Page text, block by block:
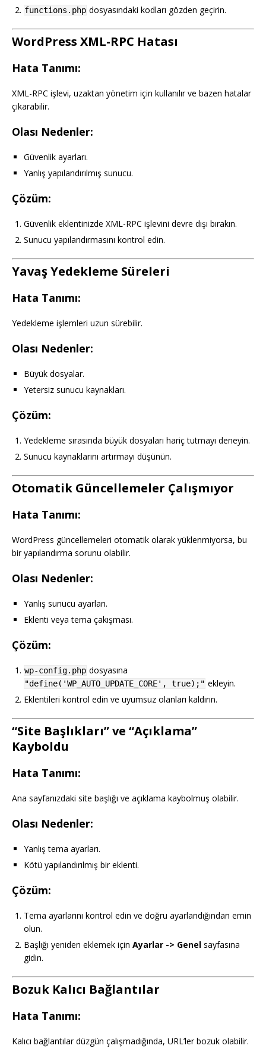
functions.php dosyasındaki kodları gözden geçirin.
WordPress XML-RPC Hatası
Hata Tanımı:
XML-RPC işlevi, uzaktan yönetim için kullanılır ve bazen hatalar
çıkarabilir.
Olası Nedenler:
Güvenlik ayarları.
Yanlış yapılandırılmış sunucu.
Çözüm:
Güvenlik eklentinizde XML-RPC işlevini devre dışı bırakın.
Sunucu yapılandırmasını kontrol edin.
Yavaş Yedekleme Süreleri
Hata Tanımı:
Yedekleme işlemleri uzun sürebilir.
Olası Nedenler:
Büyük dosyalar.
Yetersiz sunucu kaynakları.
Çözüm:
Yedekleme sırasında büyük dosyaları hariç tutmayı deneyin.
Sunucu kaynaklarını artırmayı düşünün.
Otomatik Güncellemeler Çalışmıyor
Hata Tanımı:
WordPress güncellemeleri otomatik olarak yüklenmiyorsa, bu
bir yapılandırma sorunu olabilir.
Olası Nedenler:
Yanlış sunucu ayarları.
Eklenti veya tema çakışması.
Çözüm:
wp-config.php dosyasına
"define('WP_AUTO_UPDATE_CORE', true);" ekleyin.
Eklentileri kontrol edin ve uyumsuz olanları kaldırın.
“Site Başlıkları” ve “Açıklama”
Kayboldu
Hata Tanımı:
Ana sayfanızdaki site başlığı ve açıklama kaybolmuş olabilir.
Olası Nedenler:
Yanlış tema ayarları.
Kötü yapılandırılmış bir eklenti.
Çözüm:
Tema ayarlarını kontrol edin ve doğru ayarlandığından emin
olun.
Başlığı yeniden eklemek için Ayarlar -> Genel sayfasına
gidin.
Bozuk Kalıcı Bağlantılar
Hata Tanımı:
Kalıcı bağlantılar düzgün çalışmadığında, URL’ler bozuk olabilir.